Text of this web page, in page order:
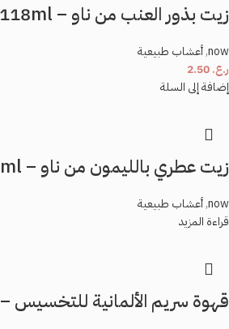
زيت بذور العنب من ناو – 118ml
now
,أعشاب طبيعية
ر.ع.
إضافة إلى السلة
زيت عطري بالليمون من ناو – 30ml
now
,أعشاب طبيعية
قراءة المزيد
قهوة سريم الألمانية للتخسيس – 12 كيس